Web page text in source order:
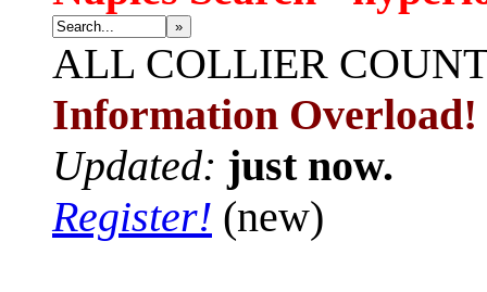
»
ALL COLLIER
Information Overload!
Updated: just now.
Register! (new)